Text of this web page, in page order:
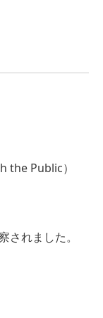
the Public）
されました。